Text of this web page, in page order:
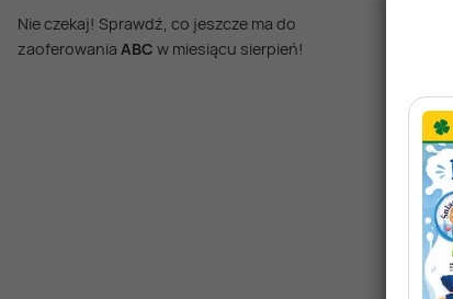
Nie czekaj! Sprawdź, co jeszcze ma do
zaoferowania ABC w miesiącu sierpień!